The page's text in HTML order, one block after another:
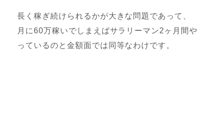
長く稼ぎ続けられるかが大きな問題であって、
月に60万稼いでしまえばサラリーマン2ヶ月間や
っているのと金額面では同等なわけです。